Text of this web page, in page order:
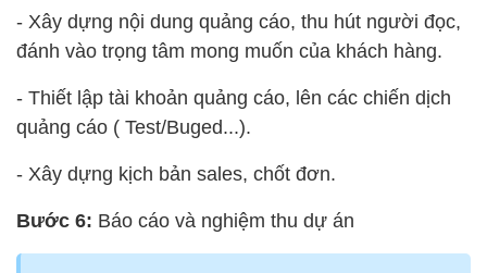
- Xây dựng nội dung quảng cáo, thu hút người đọc,
đánh vào trọng tâm mong muốn của khách hàng.
- Thiết lập tài khoản quảng cáo, lên các chiến dịch
quảng cáo ( Test/Buged...).
- Xây dựng kịch bản sales, chốt đơn.
Bước 6: Báo cáo và nghiệm thu dự án